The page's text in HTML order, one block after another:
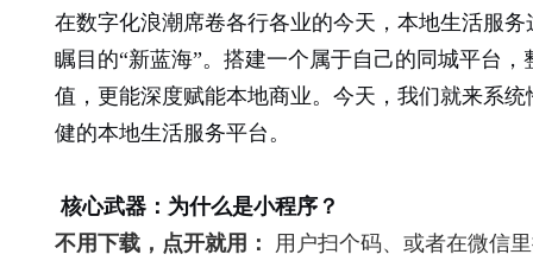
在数字化浪潮席卷各行各业的今天，本地生活服
瞩目的“新蓝海”。搭建一个属于自己的同城平台
值，更能深度赋能本地商业。今天，我们就来系
健的本地生活服务平台。
核心武器：为什么是小程序？
不用下载，点开就用：
用户扫个码、或者在微信